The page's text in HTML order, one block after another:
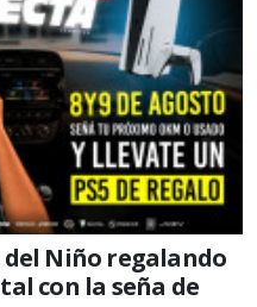
del Niño regalando
con la seña de